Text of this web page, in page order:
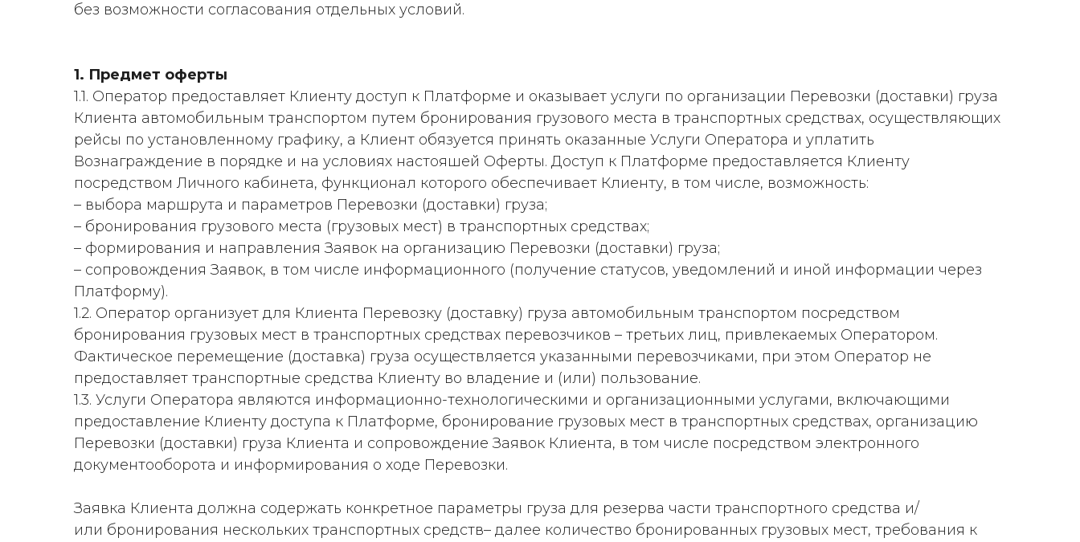
без возможности согласования отдельных условий.
1. Предмет оферты
1.1. Оператор предоставляет Клиенту доступ к Платформе и оказывает услуги по организации Перевозки (доставки) груза
Клиента автомобильным транспортом путем бронирования грузового места в транспортных средствах, осуществляющих
рейсы по установленному графику, а Клиент обязуется принять оказанные Услуги Оператора и уплатить
Вознаграждение в порядке и на условиях настояшей Оферты. Доступ к Платформе предоставляется Клиенту
посредством Личного кабинета, функционал которого обеспечивает Клиенту, в том числе, возможность:
– выбора маршрута и параметров Перевозки (доставки) груза;
– бронирования грузового места (грузовых мест) в транспортных средствах;
– формирования и направления Заявок на организацию Перевозки (доставки) груза;
– сопровождения Заявок, в том числе информационного (получение статусов, уведомлений и иной информации через
Платформу).
1.2. Оператор организует для Клиента Перевозку (доставку) груза автомобильным транспортом посредством
бронирования грузовых мест в транспортных средствах перевозчиков – третьих лиц, привлекаемых Оператором.
Фактическое перемещение (доставка) груза осуществляется указанными перевозчиками, при этом Оператор не
предоставляет транспортные средства Клиенту во владение и (или) пользование.
1.3. Услуги Оператора являются информационно-технологическими и организационными услугами, включающими
предоставление Клиенту доступа к Платформе, бронирование грузовых мест в транспортных средствах, организацию
Перевозки (доставки) груза Клиента и сопровождение Заявок Клиента, в том числе посредством электронного
документооборота и информирования о ходе Перевозки.
Заявка Клиента должна содержать конкретное параметры груза для резерва части транспортного средства и/
или бронирования нескольких транспортных средств– далее количество бронированных грузовых мест, требования к